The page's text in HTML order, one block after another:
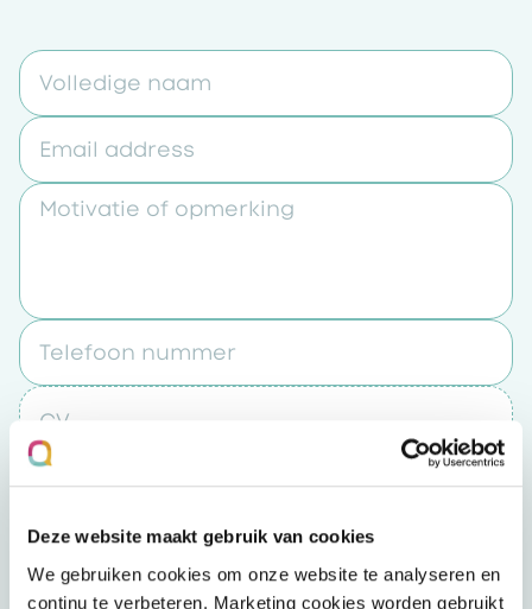
Deze website maakt gebruik van cookies
We gebruiken cookies om onze website te analyseren en
continu te verbeteren. Marketing cookies worden gebruikt
Volledige naam
Email address
Motivatie of opmerking
Telefoon nummer
CV
Door op “verzenden” te klikken accepteert u